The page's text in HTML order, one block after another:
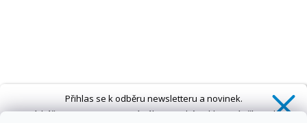
Přihlas se k odběru newsletteru a novinek.
ZískášSLEVU 5 %na první nákup a také exkluzivní přístup k